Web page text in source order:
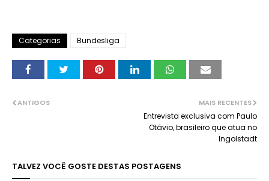
Categorias Bundesliga
MAIS RECENTES
Entrevista exclusiva com Paulo
Otávio, brasileiro que atua no
Ingolstadt
ANTIGOS
TALVEZ VOCÊ GOSTE DESTAS POSTAGENS